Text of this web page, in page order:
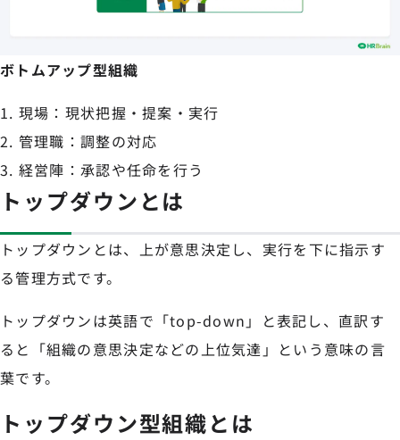
ボトムアップ型組織
現場：現状把握・提案・実行
管理職：調整の対応
経営陣：承認や任命を行う
トップダウンとは
トップダウンとは、上が意思決定し、実行を下に指示す
る管理方式です。
トップダウンは英語で「top-down」と表記し、直訳す
ると「組織の意思決定などの上位気達」という意味の言
葉です。
トップダウン型組織とは